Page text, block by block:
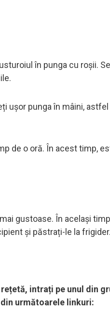
în punga cu roșii.
ușor punga în mâini,
de o oră. În acest timp,
gustoase. În același
și păstrați-le la frigider.
intrați pe unul din
următoarele linkuri: